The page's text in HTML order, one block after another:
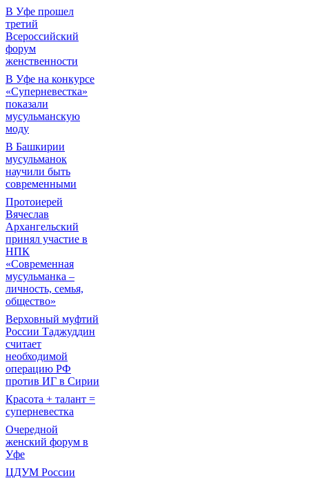
В Уфе прошел
третий
Всероссийский
форум
женственности
В Уфе на конкурсе
«Суперневестка»
показали
мусульманскую
моду
В Башкирии
мусульманок
научили быть
современными
Протоиерей
Вячеслав
Архангельский
принял участие в
НПК
«Современная
мусульманка –
личность, семья,
общество»
Верховный муфтий
России Таджуддин
считает
необходимой
операцию РФ
против ИГ в Сирии
Красота + талант =
суперневестка
Очередной
женский форум в
Уфе
ЦДУМ России